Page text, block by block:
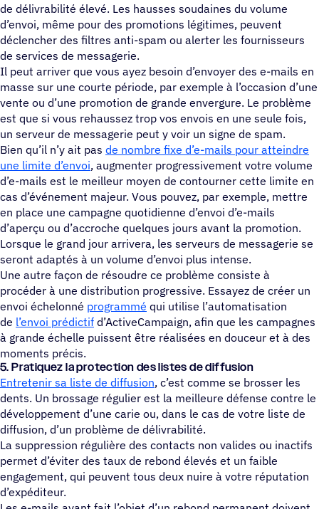
de délivrabilité élevé. Les hausses soudaines du volume
d’envoi, même pour des promotions légitimes, peuvent
déclencher des filtres anti-spam ou alerter les fournisseurs
de services de messagerie.
Il peut arriver que vous ayez besoin d’envoyer des e-mails en
masse sur une courte période, par exemple à l’occasion d’une
vente ou d’une promotion de grande envergure. Le problème
est que si vous rehaussez trop vos envois en une seule fois,
un serveur de messagerie peut y voir un signe de spam.
Bien qu’il n’y ait pas de nombre fixe d’e-mails pour atteindre
une limite d’envoi, augmenter progressivement votre volume
d’e-mails est le meilleur moyen de contourner cette limite en
cas d’événement majeur. Vous pouvez, par exemple, mettre
en place une campagne quotidienne d’envoi d’e-mails
d’aperçu ou d’accroche quelques jours avant la promotion.
Lorsque le grand jour arrivera, les serveurs de messagerie se
seront adaptés à un volume d’envoi plus intense.
Une autre façon de résoudre ce problème consiste à
procéder à une distribution progressive. Essayez de créer un
envoi échelonné programmé qui utilise l’automatisation
de l’envoi prédictif d’ActiveCampaign, afin que les campagnes
à grande échelle puissent être réalisées en douceur et à des
moments précis.
5. Prati­quez la protec­tion des listes de diffusion
Entretenir sa liste de diffusion, c’est comme se brosser les
dents. Un brossage régulier est la meilleure défense contre le
développement d’une carie ou, dans le cas de votre liste de
diffusion, d’un problème de délivrabilité.
La suppression régulière des contacts non valides ou inactifs
permet d’éviter des taux de rebond élevés et un faible
engagement, qui peuvent tous deux nuire à votre réputation
d’expéditeur.